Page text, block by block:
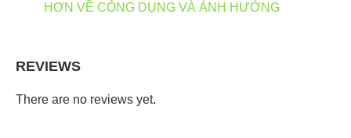
HƠN VỀ CÔNG DỤNG VÀ ẢNH HƯỞNG
REVIEWS
There are no reviews yet.